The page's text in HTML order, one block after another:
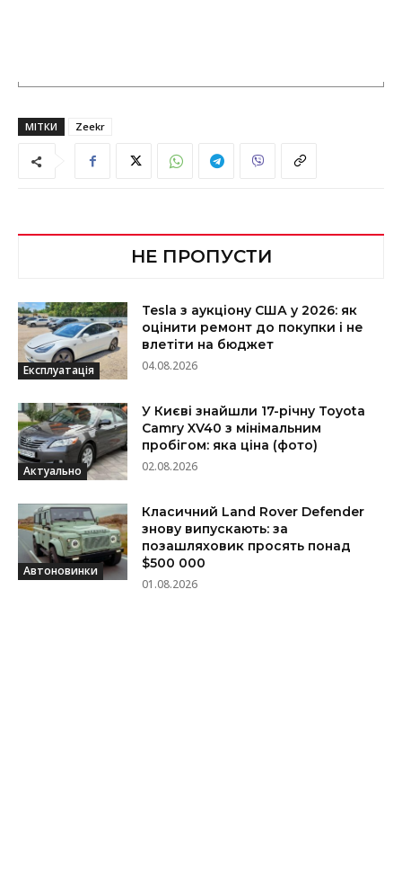
МІТКИ Zeekr
НЕ ПРОПУСТИ
Експлуатація
Tesla з аукціону США у 2026: як
оцінити ремонт до покупки і не
влетіти на бюджет
04.08.2026
Актуально
У Києві знайшли 17-річну Toyota
Camry XV40 з мінімальним
пробігом: яка ціна (фото)
02.08.2026
Автоновинки
Класичний Land Rover Defender
знову випускають: за
позашляховик просять понад
$500 000
01.08.2026